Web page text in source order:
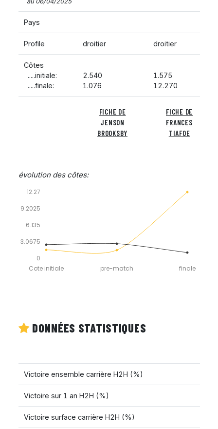
Pays
Profile droitier droitier
Côtes
.....initiale:
.....finale:
2.540
1.076
1.575
12.270
FICHE DE
JENSON
BROOKSBY
FICHE DE
FRANCES
TIAFOE
évolution des côtes:
0
3.0675
6.135
9.2025
12.27
finale
pre-match
Cote initiale
DONNÉES STATISTIQUES
Victoire ensemble carrière H2H (%)
Victoire sur 1 an H2H (%)
Victoire surface carrière H2H (%)